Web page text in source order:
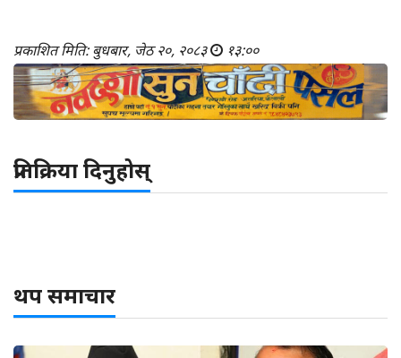
प्रकाशित मिति: बुधबार, जेठ २०, २०८३ १३:००
प्रतिक्रिया दिनुहोस्
थप समाचार